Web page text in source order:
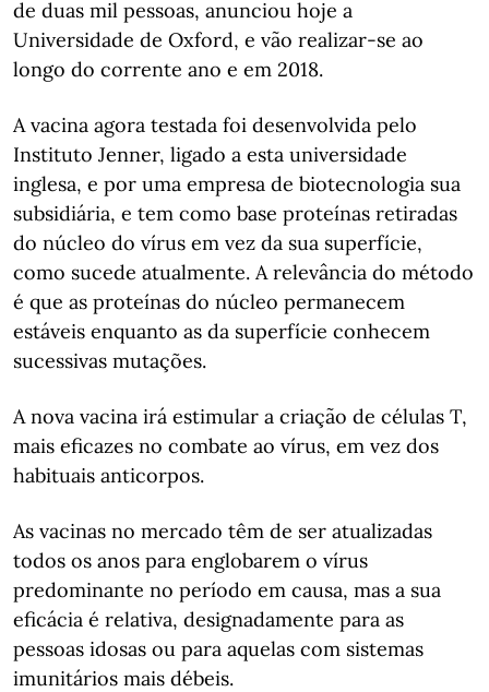
de duas mil pessoas, anunciou hoje a
Universidade de Oxford, e vão realizar-se ao
longo do corrente ano e em 2018.
A vacina agora testada foi desenvolvida pelo
Instituto Jenner, ligado a esta universidade
inglesa, e por uma empresa de biotecnologia sua
subsidiária, e tem como base proteínas retiradas
do núcleo do vírus em vez da sua superfície,
como sucede atualmente. A relevância do método
é que as proteínas do núcleo permanecem
estáveis enquanto as da superfície conhecem
sucessivas mutações.
A nova vacina irá estimular a criação de células T,
mais eficazes no combate ao vírus, em vez dos
habituais anticorpos.
As vacinas no mercado têm de ser atualizadas
todos os anos para englobarem o vírus
predominante no período em causa, mas a sua
eficácia é relativa, designadamente para as
pessoas idosas ou para aquelas com sistemas
imunitários mais débeis.